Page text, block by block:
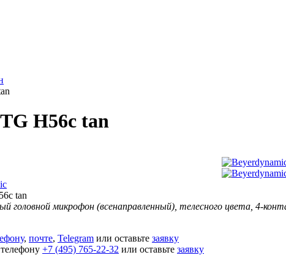
H56c tan
tan
головной микрофон (всенаправленный), телесного цвета, 4-
, почте, Telegram или оставьте заявку
+7 (495) 765-22-32 или оставьте заявку